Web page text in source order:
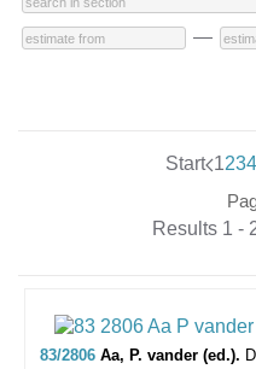
—
Start 1234
Results 1 -
83/2806 Aa, P. vander (ed.).